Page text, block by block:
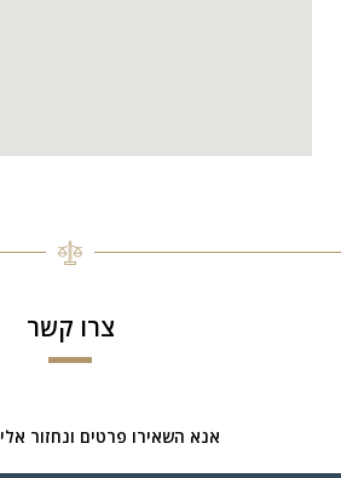
צרו קשר
אנא השאירו פרטים ונחזור